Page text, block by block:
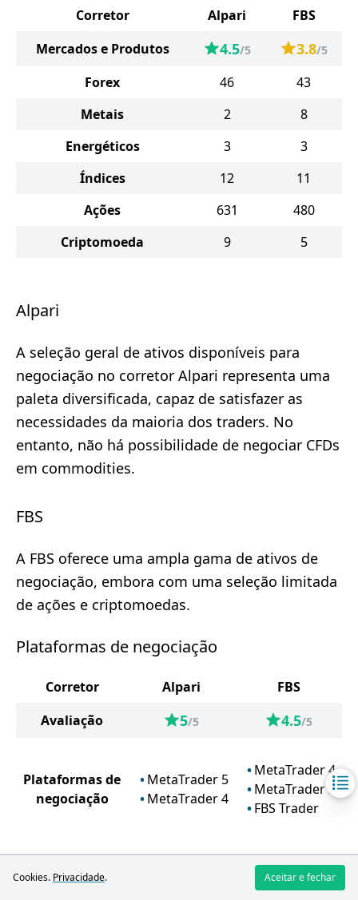
Corretor Alpari
FBS
Mercados e Produtos
4.5/5 3.8/5
Forex 46
43
Metais
2
8
Energéticos
3
3
Índices
12
11
Ações
631
480
Criptomoeda
9 5
Alpari
A seleção geral de ativos disponíveis para
negociação no corretor Alpari representa uma
paleta diversificada, capaz de satisfazer as
necessidades da maioria dos traders. No
entanto, não há possibilidade de negociar CFDs
em commodities.
FBS
A FBS oferece uma ampla gama de ativos de
negociação, embora com uma seleção limitada
de ações e criptomoedas.
Plataformas de negociação
Corretor Alpari
FBS
Avaliação
5/5 4.5/5
Plataformas de
negociação
MetaTrader 5
MetaTrader 4
MetaTrader 4
MetaTrader 5
FBS Trader
Cookies. Privacidade. Aceitar e fechar